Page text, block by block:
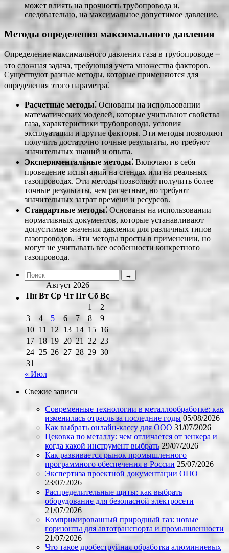
может влиять на прочность трубопровода и,
следовательно, на максимальное допустимое давление.
Методы определения максимального давления
Определение максимального давления газа в трубопроводе ౼
это сложная задача, требующая учета множества факторов.
Существуют разные методы, которые применяются для
определения этого параметра⁚
Расчетные методы⁚ Основаны на использовании
математических моделей, которые учитывают свойства
газа, характеристики трубопровода, условия
эксплуатации и другие факторы. Эти методы позволяют
получить достаточно точные результаты, но требуют
значительных знаний и опыта.
Экспериментальные методы⁚ Включают в себя
проведение испытаний на стендах или на реальных
газопроводах. Эти методы позволяют получить более
точные результаты, чем расчетные, но требуют
значительных затрат времени и ресурсов.
Стандартные методы⁚ Основаны на использовании
нормативных документов, которые устанавливают
допустимые значения давления для различных типов
газопроводов. Эти методы просты в применении, но
могут не учитывать все особенности конкретного
газопровода.
Август 2026
Пн Вт Ср Чт Пт Сб Вс
1
2
3
4 5 6 7 8
9
10 11 12 13 14 15 16
17 18 19 20 21 22 23
24 25 26 27 28 29 30
31
« Июл
Свежие записи
Современные технологии в металлообработке: как
изменилась отрасль за последние годы 05/08/2026
Как выбрать онлайн-кассу для ООО 31/07/2026
Цековка по металлу: чем отличается от зенкера и
когда какой инструмент выбрать 29/07/2026
Как развивается рынок промышленного
программного обеспечения в России 25/07/2026
Экспертиза проектной документации ОПО
23/07/2026
Распределительные щиты: как выбрать
оборудование для безопасной электросети
21/07/2026
Компримированный природный газ: новые
горизонты для автотранспорта и промышленности
21/07/2026
Что такое дробеструйная обработка алюминиевых